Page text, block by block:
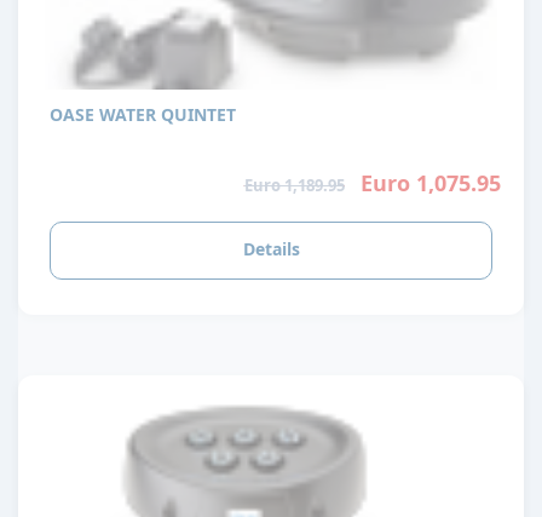
OASE WATER QUINTET
Euro 1,189.95 Euro 1,075.95
Details